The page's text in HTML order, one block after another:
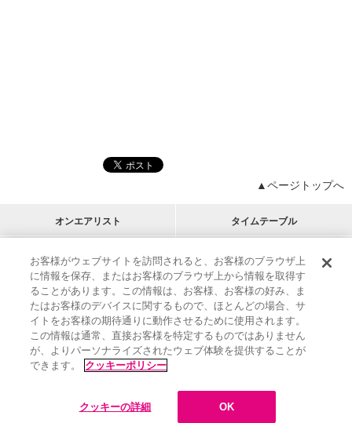
▲ページトップへ
オンエアリスト タイムテーブル
プログラムリスト チャート
アーティストリスト
M-ON!
RECOMMEND
リクエスト
インフォメーション | プレゼント&ご招待
MUSIC ON! TV（エムオン!）とは？ | サポート
サイト案内
| エムオン!友の会 | クッキーの詳細
お客様がウェブサイトを訪問されると、お客様のブラウザ上
に情報を保存、またはお客様のブラウザ上から情報を取得す
ることがあります。この情報は、お客様、お客様の好み、ま
たはお客様のデバイスに関するもので、ほとんどの場合、サ
イトをお客様の期待通りに動作させるために使用されます。
この情報は通常、直接お客様を特定するものではありません
が、よりパーソナライズされたウェブ体験を提供することが
できます。
クッキーポリシー
クッキーの詳細 OK